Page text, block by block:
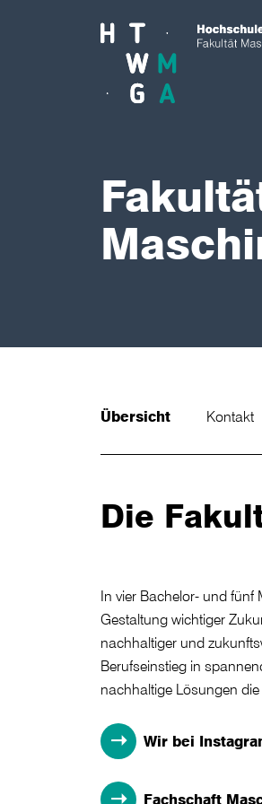
Übersicht Kontakt
Die
In vier Bachelor- und fünf
Gestaltung wichtiger
nachhaltiger und
Berufseinstieg in
nachhaltige Lösungen
Wir bei
Fachschaft